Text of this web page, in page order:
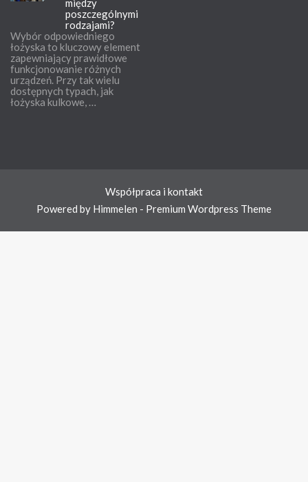
poszczególnymi
rodzajami?
Wybór odpowiedniego
łożyska to kluczowy element
zapewniający prawidłowe
funkcjonowanie różnych
urządzeń. Przy tak wielu
dostępnych typach, jak
łożyska kulkowe, …
Współpraca i kontakt
Powered by Himmelen - Premium Wordpress Theme